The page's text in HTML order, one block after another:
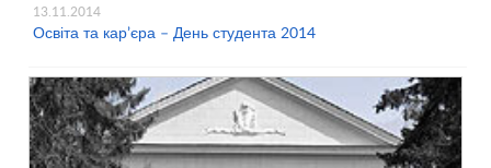
13.11.2014
Освіта та кар’єра – День студента 2014